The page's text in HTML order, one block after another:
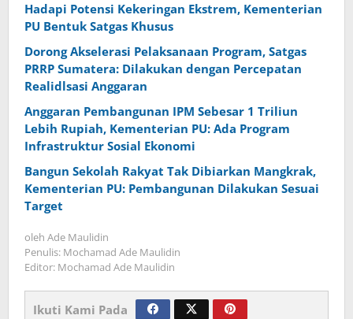
Hadapi Potensi Kekeringan Ekstrem, Kementerian
PU Bentuk Satgas Khusus
Dorong Akselerasi Pelaksanaan Program, Satgas
PRRP Sumatera: Dilakukan dengan Percepatan
Realidlsasi Anggaran
Anggaran Pembangunan IPM Sebesar 1 Triliun
Lebih Rupiah, Kementerian PU: Ada Program
Infrastruktur Sosial Ekonomi
Bangun Sekolah Rakyat Tak Dibiarkan Mangkrak,
Kementerian PU: Pembangunan Dilakukan Sesuai
Target
oleh Ade Maulidin
Penulis: Mochamad Ade Maulidin
Editor: Mochamad Ade Maulidin
Ikuti Kami Pada